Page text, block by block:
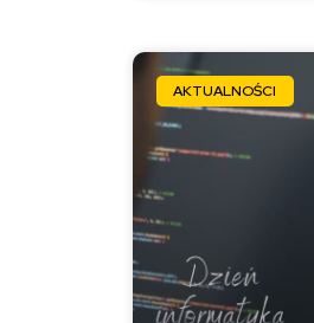
AKTUALNOŚCI